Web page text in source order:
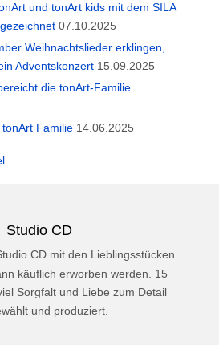
und tonArt kids mit dem SILA
07.10.2025
Weihnachtslieder erklingen,
Adventskonzert 15.09.2025
die tonArt-Familie
Familie 14.06.2025
Studio CD
CD mit den Lieblingsstücken
käuflich erworben werden. 15
Sorgfalt und Liebe zum Detail
und produziert.